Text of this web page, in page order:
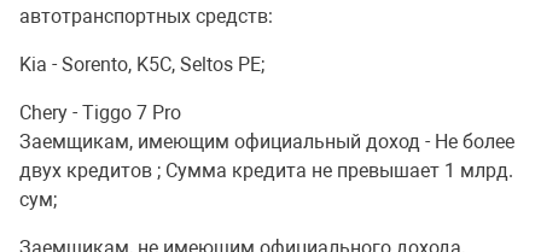
автотранспортных средств:
Kia - Sorento, K5C, Seltos PE;
Chery - Tiggo 7 Pro
Заемщикам, имеющим официальный доход - Не более
двух кредитов ; Cумма кредита не превышает 1 млрд.
сум;